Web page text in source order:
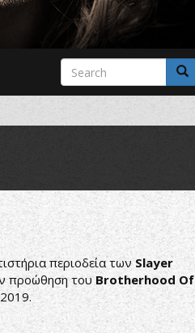
Search
form
Search
περιοδεία των Slayer
προώθηση του Brotherhood Of